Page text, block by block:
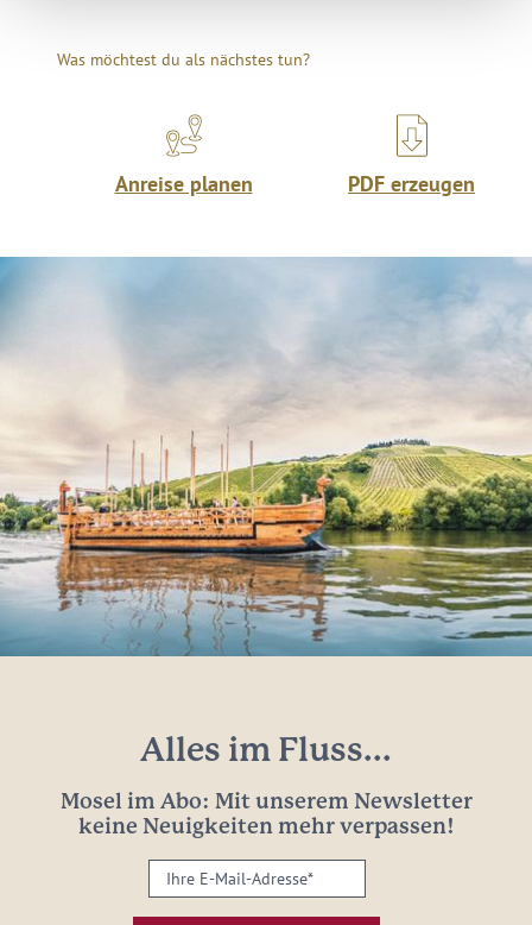
Was möchtest du als nächstes tun?
Anreise planen PDF erzeugen
Alles im Fluss...
Mosel im Abo: Mit unserem Newsletter
keine Neuigkeiten mehr verpassen!
Ihre
E-